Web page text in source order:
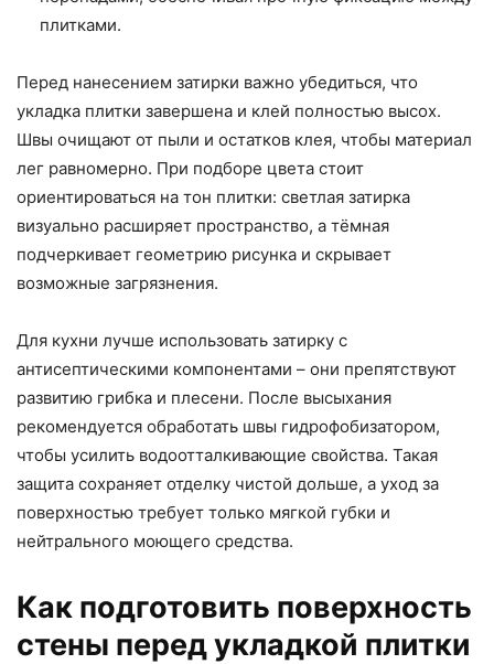
плитками.
Перед нанесением затирки важно убедиться, что
укладка плитки завершена и клей полностью высох.
Швы очищают от пыли и остатков клея, чтобы материал
лег равномерно. При подборе цвета стоит
ориентироваться на тон плитки: светлая затирка
визуально расширяет пространство, а тёмная
подчеркивает геометрию рисунка и скрывает
возможные загрязнения.
Для кухни лучше использовать затирку с
антисептическими компонентами – они препятствуют
развитию грибка и плесени. После высыхания
рекомендуется обработать швы гидрофобизатором,
чтобы усилить водоотталкивающие свойства. Такая
защита сохраняет отделку чистой дольше, а уход за
поверхностью требует только мягкой губки и
нейтрального моющего средства.
Как подготовить поверхность
стены перед укладкой плитки